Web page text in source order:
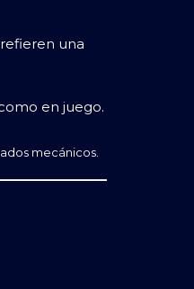
una
en juego.
mecánicos.